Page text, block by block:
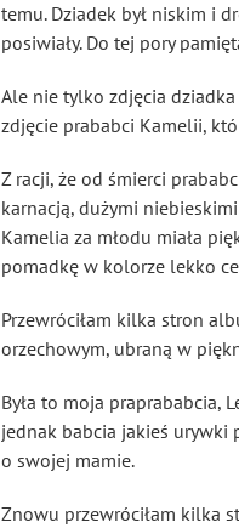
temu. Dziadek był niskim i
posiwiały. Do tej pory
Ale nie tylko zdjęcia
zdjęcie prababci Kamelii,
Z racji, że od śmierci
karnacją, dużymi
Kamelia za młodu miała
pomadkę w kolorze lekko
Przewróciłam kilka stron
orzechowym, ubraną w
Była to moja praprababcia,
jednak babcia jakieś urywki
o swojej mamie.
Znowu przewróciłam kilka